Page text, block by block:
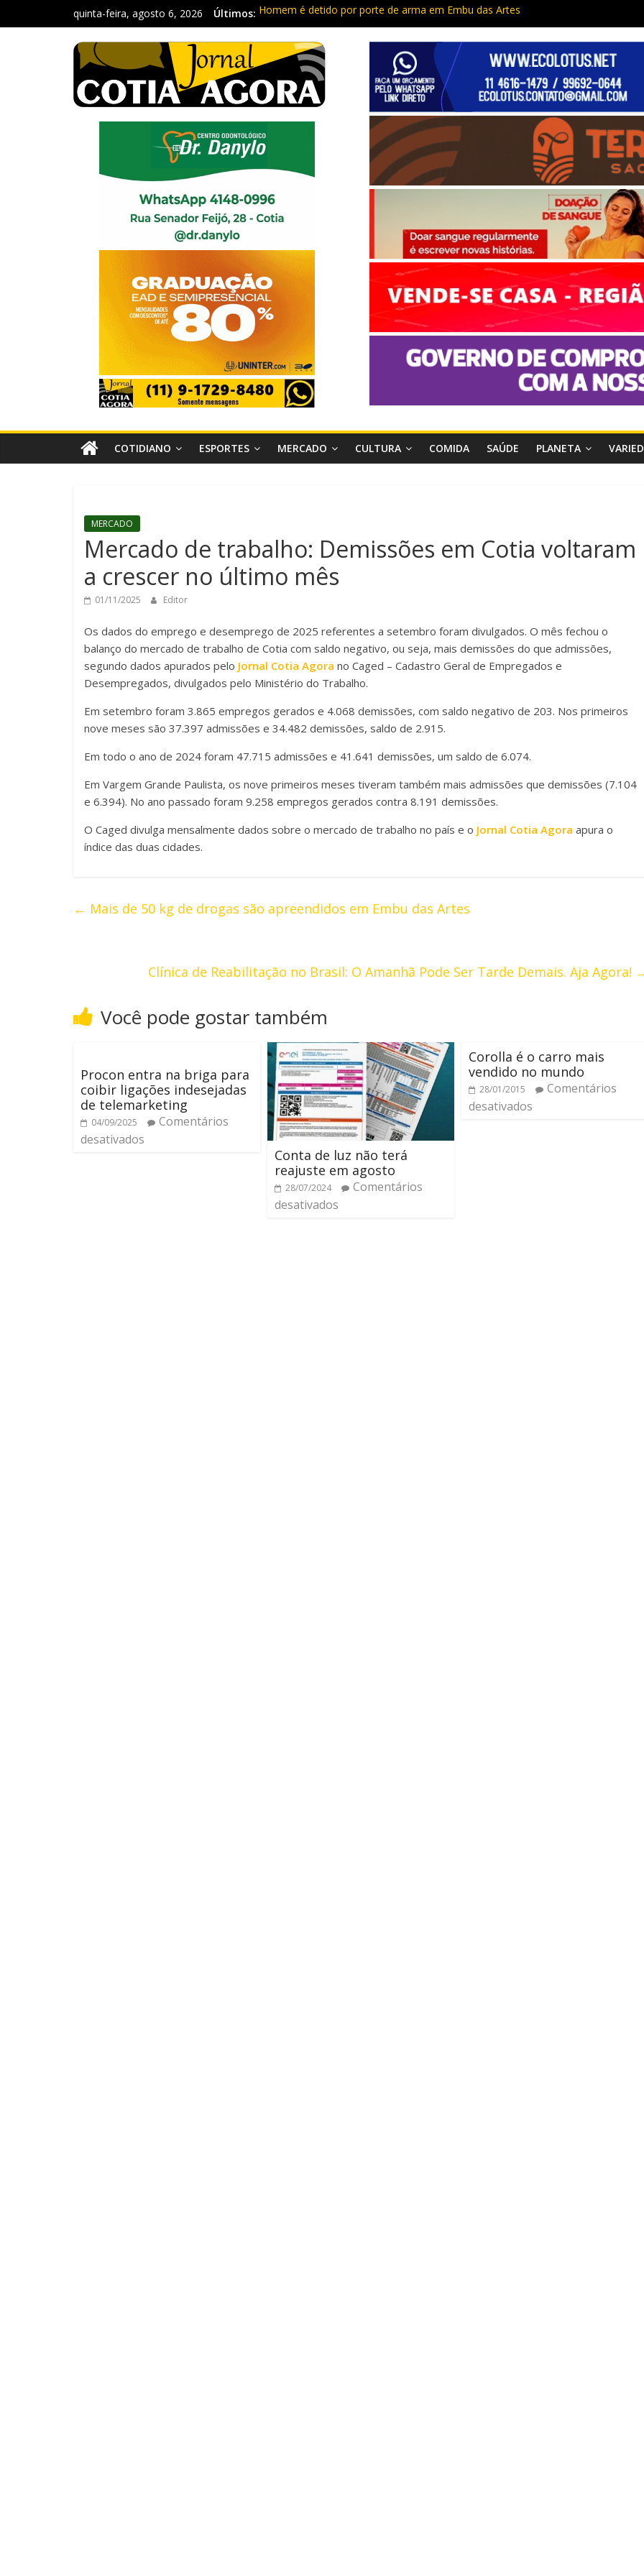
quinta-feira, agosto 6, 2026 Últimos: Homem é detido por porte de arma em Embu das Artes
Carretas da Capacitação trazem cursos gratuitos para Cotia e Vargem Grande
Traficante é preso com quase 400 porções de drogas no Jardim Rosemeire
Radares de Cotia vão passar por manutenção e vias serão interditadas
PM prende homem com grande quantidade de entorpecentes em Itapevi
COTIDIANO ESPORTES MERCADO CULTURA COMIDA SAÚDE PLANETA
MERCADO
Mercado de trabalho: Demissões em Cotia voltaram
a crescer no último mês
01/11/2025 Editor
Os dados do emprego e desemprego de 2025 referentes a setembro foram divulgados. O mês fechou o
balanço do mercado de trabalho de Cotia com saldo negativo, ou seja, mais demissões do que admissões,
segundo dados apurados pelo Jornal Cotia Agora no Caged – Cadastro Geral de Empregados e
Desempregados, divulgados pelo Ministério do Trabalho.
Em setembro foram 3.865 empregos gerados e 4.068 demissões, com saldo negativo de 203. Nos primeiros
nove meses são 37.397 admissões e 34.482 demissões, saldo de 2.915.
Em todo o ano de 2024 foram 47.715 admissões e 41.641 demissões, um saldo de 6.074.
Em Vargem Grande Paulista, os nove primeiros meses tiveram também mais admissões que demissões (7.104
e 6.394). No ano passado foram 9.258 empregos gerados contra 8.191 demissões.
O Caged divulga mensalmente dados sobre o mercado de trabalho no país e o Jornal Cotia Agora apura o
índice das duas cidades.
← Mais de 50 kg de drogas são apreendidos em Embu das Artes
Clínica de Reabilitação no Brasil: O Amanhã Pode Ser Tarde Demais. Aja Agora!
Você pode gostar também
Procon entra na briga para
coibir ligações indesejadas
de telemarketing
04/09/2025
Comentários
desativados
Conta de luz não terá
reajuste em agosto
28/07/2024
Comentários
desativados
Corolla é o carro mais
vendido no mundo
28/01/2015
Comentários
desativados